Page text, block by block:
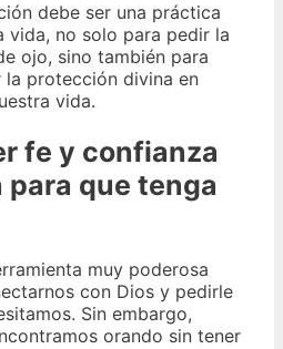
debe ser una práctica
vida, no solo para pedir la
ojo, sino también para
protección divina en
vida.
fe y confianza
para que tenga
muy poderosa
con Dios y pedirle
Sin embargo,
orando sin tener